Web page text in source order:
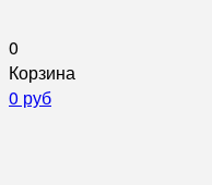
0
Корзина
0 руб